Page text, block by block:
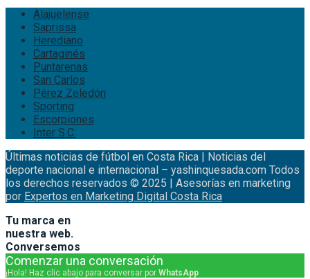
Alajuelense
Saprissa
Herediano
Cartaginés
Puntarenas
San Carlos
Pérez Zeledón
Sporting
Escorpiones
Inter S.C.
Últimas noticias de fútbol en Costa Rica | Noticias del
deporte nacional e internacional – yashinquesada.com Todos
los derechos reservados © 2025 | Asesorías en marketing
por Expertos en Marketing Digital Costa Rica
Tu marca en
nuestra web.
Conversemos
Comenzar una conversación
¡Hola! Haz clic abajo para conversar por WhatsApp